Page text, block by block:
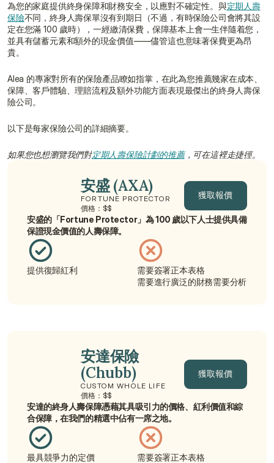
為您的家庭提供終身保障和財務安全，以應對不確定性。與定期人壽
保險不同，終身人壽保單沒有到期日（不過，有時保險公司會將其設
定在您滿 100 歲時），一經繳清保費，保障基本上會一生伴隨着您，
並具有儲蓄元素和額外的現金價值——儘管這也意味著保費更為昂
貴。
Alea 的專家對所有的保險產品瞭如指掌，在此為您推薦幾家在成本、
保障、客戶體驗、理賠流程及額外功能方面表現最傑出的終身人壽保
險公司。
以下是每家保險公司的詳細摘要。
如果您也想瀏覽我們對定期人壽保險計劃的推薦，可在這裡走捷徑。
安盛 (AXA)
FORTUNE PROTECTOR
價格：$$
獲取報價
獲取報價
安盛的「Fortune Protector」為 100 歲以下人士提供具備
保證現金價值的人壽保障。
提供復歸紅利
需要簽署正本表格
需要進行廣泛的財務需要分析
安達保險
(Chubb)
CUSTOM WHOLE LIFE
價格：$$
獲取報價
獲取報價
安達的終身人壽保障憑藉其具吸引力的價格、紅利價值和綜
合保障，在我們的精選中佔有一席之地。
最具競爭力的定價
需要簽署正本表格